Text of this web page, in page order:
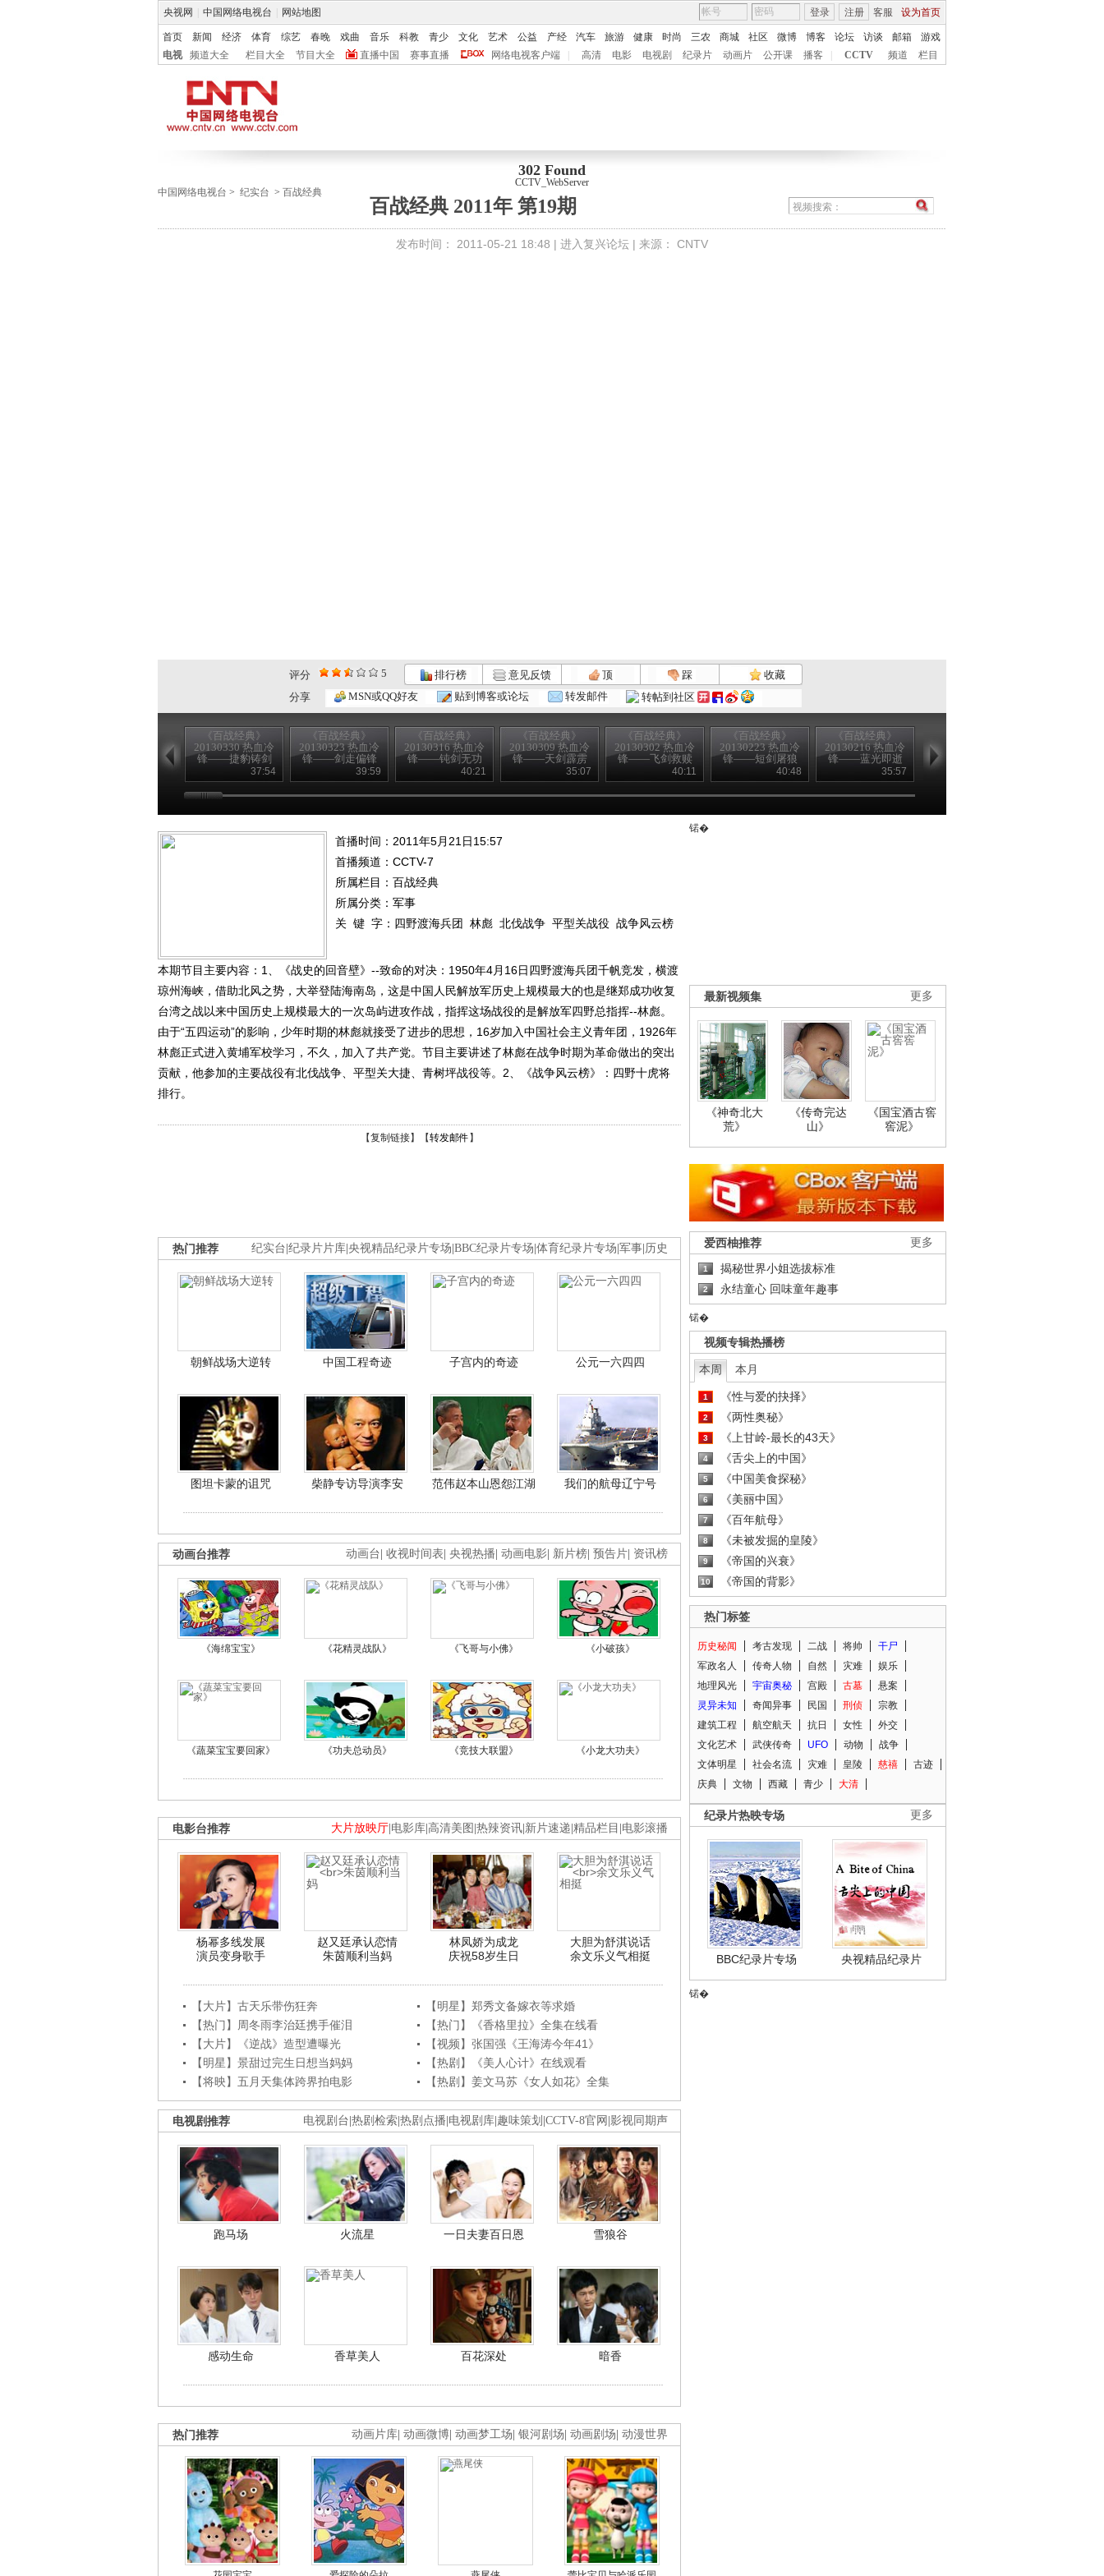
央视网 中国网络电视台 网站地图 客服 设为首页
登录 注册
首页 新闻 经济 体育 综艺 春晚 戏曲 音乐 科教 青少 文化 艺术 公益 产经 汽车 旅游 健康 时尚 三农 商城 社区 微博 博客 论坛 访谈 邮箱
游戏
电视
频道大全 栏目大全 节目大全 直播中国 赛事直播 网络电视客户端 高清 电影 电视剧 纪录片 动画片 公开课 播客 CCTV 频道 栏目
302 Found
CCTV_WebServer
中国网络电视台 > 纪实台 > 百战经典
百战经典 2011年 第19期
发布时间： 2011-05-21 18:48 | 进入复兴论坛 | 来源： CNTV
评分 5 排行榜 意见反馈 顶 踩
收藏
分享
MSN或QQ好友 贴到博客或论坛 转发邮件 转帖到社区
《百战经典》
20130330 热血冷
锋——捷豹铸剑
37:54
《百战经典》
20130323 热血冷
锋——剑走偏锋
39:59
《百战经典》
20130316 热血冷
锋——钝剑无功
40:21
《百战经典》
20130309 热血冷
锋——天剑霹雳
35:07
《百战经典》
20130302 热血冷
锋——飞剑救赎
40:11
《百战经典》
20130223 热血冷
锋——短剑屠狼
40:48
《百战经典》
20130216 热血冷
锋——蓝光即逝
35:57
20130209 冷锋
首播时间：2011年5月21日15:57
首播频道： CCTV-7
所属栏目： 百战经典
所属分类：军事
关 键 字： 四野渡海兵团 林彪 北伐战争 平型关战役 战争风云榜
本期节目主要内容：1、《战史的回音壁》--致命的对决：1950年4月16日四野渡海兵团千帆竞发，横渡
琼州海峡，借助北风之势，大举登陆海南岛，这是中国人民解放军历史上规模最大的也是继郑成功收复
台湾之战以来中国历史上规模最大的一次岛屿进攻作战，指挥这场战役的是解放军四野总指挥--林彪。
由于“五四运动”的影响，少年时期的林彪就接受了进步的思想，16岁加入中国社会主义青年团，1926年
林彪正式进入黄埔军校学习，不久，加入了共产党。节目主要讲述了林彪在战争时期为革命做出的突出
贡献，他参加的主要战役有北伐战争、平型关大捷、青树坪战役等。2、《战争风云榜》：四野十虎将
排行。
【复制链接】【转发邮件 】
纪实台 纪录片片库 央视精品纪录片专场 BBC纪录片专场 体育纪录片专场 军事 历史
热门推荐
朝鲜战场大逆转 中国工程奇迹 子宫内的奇迹 公元一六四四
图坦卡蒙的诅咒 柴静专访导演李安 范伟赵本山恩怨江湖 我们的航母辽宁号
动画台 收视时间表 央视热播 动画电影 新片榜 预告片 资讯榜
动画台推荐
《海绵宝宝》 《花精灵战队》 《飞哥与小佛》 《小破孩》
《蔬菜宝宝要回家》 《功夫总动员》 《竞技大联盟》 《小龙大功夫》
大片放映厅 电影库 高清美图 热辣资讯 新片速递 精品栏目 电影滚播
电影台推荐
杨幂多线发展
演员变身歌手
赵又廷承认恋情
朱茵顺利当妈
林凤娇为成龙
庆祝58岁生日
大胆为舒淇说话
余文乐义气相挺
【大片】古天乐带伤狂奔
【明星】郑秀文备嫁衣等求婚
【热门】周冬雨李治廷携手催泪
【热门】《香格里拉》全集在线看
【大片】《逆战》造型遭曝光
【视频】张国强《王海涛今年41》
【明星】景甜过完生日想当妈妈
【热剧】《美人心计》在线观看
【将映】五月天集体跨界拍电影
【热剧】姜文马苏《女人如花》全集
电视剧台 热剧检索 热剧点播 电视剧库 趣味策划 CCTV-8官网 影视同期声
电视剧推荐
跑马场 火流星 一日夫妻百日恩 雪狼谷
感动生命 香草美人 百花深处 暗香
动画片库 动画微博 动画梦工场 银河剧场 动画剧场 动漫世界
热门推荐
锘�
更多
最新视频集
《神奇北大
荒》
《传奇完达
山》
《国宝酒古窖
窖泥》
更多
爱西柚推荐
1 揭秘世界小姐选拔标准
2 永结童心 回味童年趣事
锘�
视频专辑热播榜
本周 本月
1 《性与爱的抉择》
2 《两性奥秘》
3 《上甘岭-最长的43天》
4 《舌尖上的中国》
5 《中国美食探秘》
6 《美丽中国》
7 《百年航母》
8 《未被发掘的皇陵》
9 《帝国的兴衰》
10 《帝国的背影》
热门标签
历史秘闻 考古发现 二战 将帅
干尸
军政名人
传奇人物 自然 灾难
娱乐
地理风光
宇宙奥秘 宫殿 古墓
悬案
灵异未知
奇闻异事 民国 刑侦
宗教
建筑工程
航空航天 抗日 女性
外交
文化艺术
武侠传奇 UFO 动物
战争
文体明星
社会名流 灾难 皇陵 慈禧
古迹
庆典
文物 西藏 青少 大清
更多
纪录片热映专场
BBC纪录片专场 央视精品纪录片
锘�